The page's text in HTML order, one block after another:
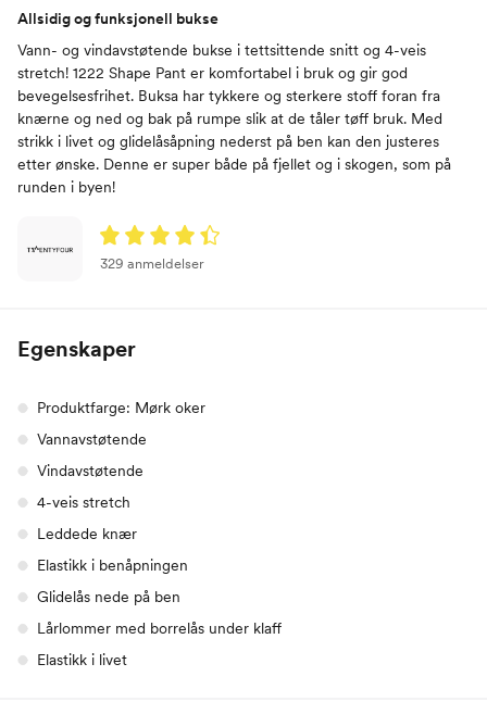
Allsidig og funksjonell bukse
Vann- og vindavstøtende bukse i tettsittende snitt og 4-veis
stretch! 1222 Shape Pant er komfortabel i bruk og gir god
bevegelsesfrihet. Buksa har tykkere og sterkere stoff foran fra
knærne og ned og bak på rumpe slik at de tåler tøff bruk. Med
strikk i livet og glidelåsåpning nederst på ben kan den justeres
etter ønske. Denne er super både på fjellet og i skogen, som på
runden i byen!
329 anmeldelser
Egenskaper
Produktfarge: Mørk oker
Vannavstøtende
Vindavstøtende
4-veis stretch
Leddede knær
Elastikk i benåpningen
Glidelås nede på ben
Lårlommer med borrelås under klaff
Elastikk i livet